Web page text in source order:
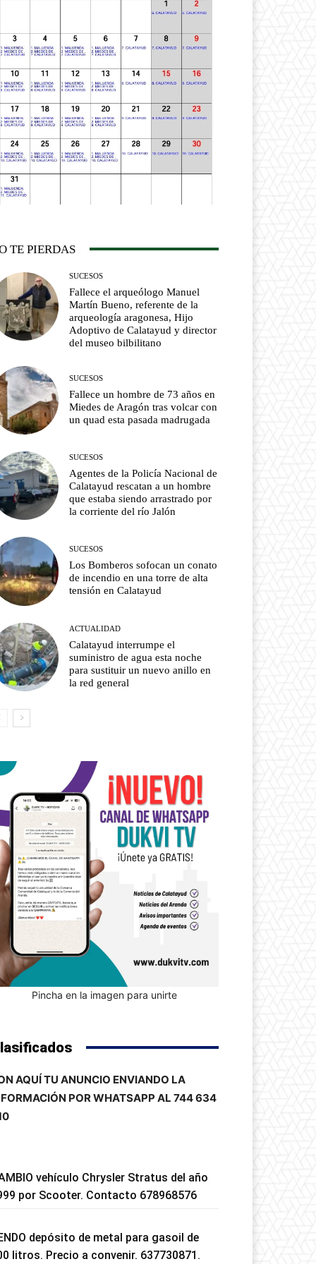
TE PIERDAS
SUCESOS
Fallece el arqueólogo Manuel
Martín Bueno, referente de la
arqueología aragonesa, Hijo
Adoptivo de Calatayud y director
del museo bilbilitano
SUCESOS
Fallece un hombre de 73 años en
Miedes de Aragón tras volcar con
un quad esta pasada madrugada
SUCESOS
Agentes de la Policía Nacional de
Calatayud rescatan a un hombre
que estaba siendo arrastrado por
la corriente del río Jalón
SUCESOS
Los Bomberos sofocan un conato
de incendio en una torre de alta
tensión en Calatayud
ACTUALIDAD
Calatayud interrumpe el
suministro de agua esta noche
para sustituir un nuevo anillo en
la red general
Pincha en la imagen para unirte
AQUÍ TU ANUNCIO ENVIANDO LA
POR WHATSAPP AL 744 634
vehículo Chrysler Stratus del año
por Scooter. Contacto 678968576
depósito de metal para gasoil de
litros. Precio a convenir. 637730871.